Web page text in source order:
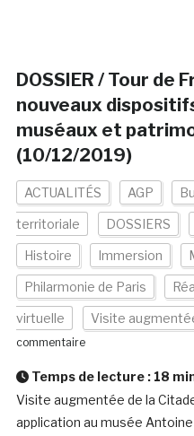
DOSSIER / Tour de
nouveaux
muséaux et
(10/12/2019)
ACTUALITÉS AGP
territoriale DOSSIERS
Histoire Immersion
Philarmonie de Paris
virtuelle Visite
commentaire
Temps de lecture : 18
Visite augmentée de la
application au musée